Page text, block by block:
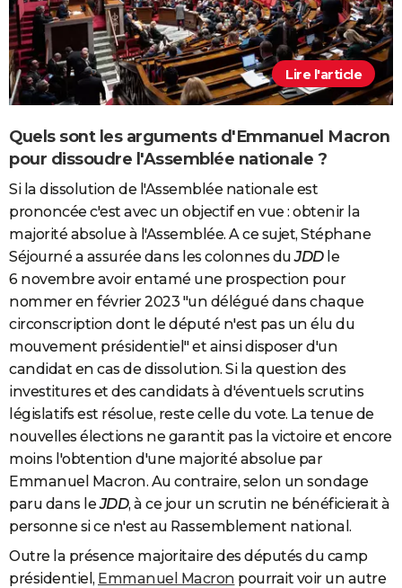
Lire l'article
Quels sont les arguments d'Emmanuel Macron
pour dissoudre l'Assemblée nationale ?
Si la dissolution de l'Assemblée nationale est
prononcée c'est avec un objectif en vue : obtenir la
majorité absolue à l'Assemblée. A ce sujet, Stéphane
Séjourné a assurée dans les colonnes duJDDle
6 novembre avoir entamé une prospection pour
nommer en février 2023 "un délégué dans chaque
circonscription dont le député n'est pas un élu du
mouvement présidentiel" et ainsi disposer d'un
candidat en cas de dissolution. Si la question des
investitures et des candidats à d'éventuels scrutins
législatifs est résolue, reste celle du vote. La tenue de
nouvelles élections ne garantit pas la victoire et encore
moins l'obtention d'une majorité absolue par
Emmanuel Macron. Au contraire, selon un sondage
paru dans leJDD, à ce jour un scrutin ne bénéficierait à
personne si ce n'est au Rassemblement national.
Outre la présence majoritaire des députés du camp
présidentiel, Emmanuel Macron pourrait voir un autre